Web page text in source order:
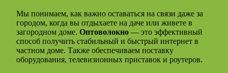
Мы понимаем, как важно оставаться на связи даже за
городом, когда вы отдыхаете на даче или живете в
загородном доме. Оптоволокно — это эффективный
способ получить стабильный и быстрый интернет в
частном доме. Также обеспечиваем поставку
оборудования, телевизионных приставок и роутеров.